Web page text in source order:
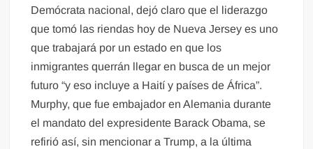
Demócrata nacional, dejó claro que el liderazgo
que tomó las riendas hoy de Nueva Jersey es uno
que trabajará por un estado en que los
inmigrantes querrán llegar en busca de un mejor
futuro “y eso incluye a Haití y países de África”.
Murphy, que fue embajador en Alemania durante
el mandato del expresidente Barack Obama, se
refirió así, sin mencionar a Trump, a la última